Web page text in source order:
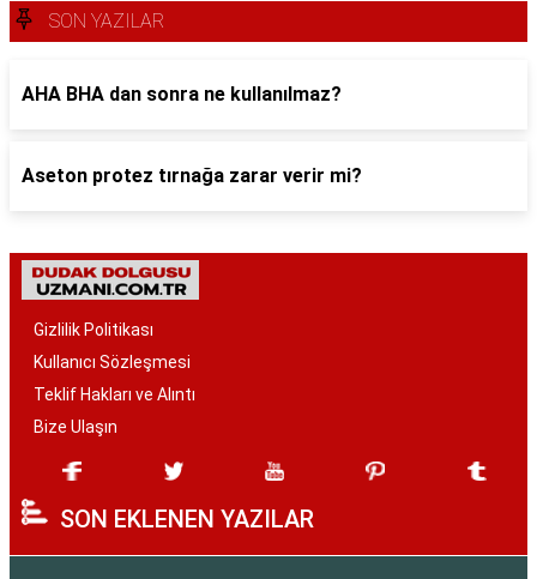
SON YAZILAR
AHA BHA dan sonra ne kullanılmaz?
Aseton protez tırnağa zarar verir mi?
Gizlilik Politikası
Kullanıcı Sözleşmesi
Teklif Hakları ve Alıntı
Bize Ulaşın
SON EKLENEN YAZILAR